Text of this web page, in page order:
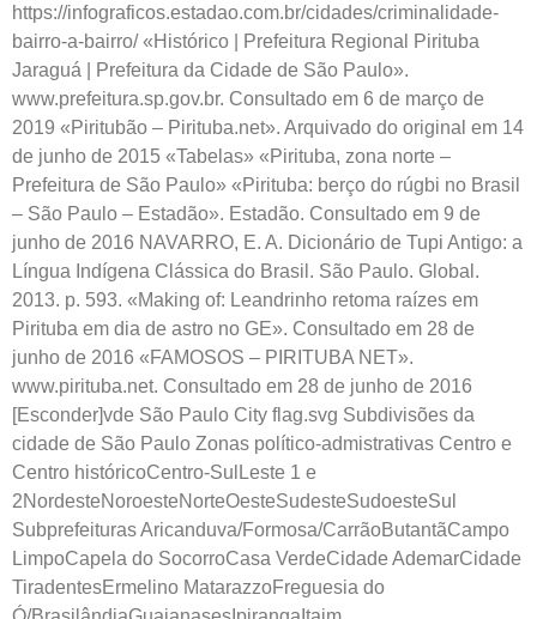
https://infograficos.estadao.com.br/cidades/criminalidade-
bairro-a-bairro/ «Histórico | Prefeitura Regional Pirituba
Jaraguá | Prefeitura da Cidade de São Paulo».
www.prefeitura.sp.gov.br. Consultado em 6 de março de
2019 «Piritubão – Pirituba.net». Arquivado do original em 14
de junho de 2015 «Tabelas» «Pirituba, zona norte –
Prefeitura de São Paulo» «Pirituba: berço do rúgbi no Brasil
– São Paulo – Estadão». Estadão. Consultado em 9 de
junho de 2016 NAVARRO, E. A. Dicionário de Tupi Antigo: a
Língua Indígena Clássica do Brasil. São Paulo. Global.
2013. p. 593. «Making of: Leandrinho retoma raízes em
Pirituba em dia de astro no GE». Consultado em 28 de
junho de 2016 «FAMOSOS – PIRITUBA NET».
www.pirituba.net. Consultado em 28 de junho de 2016
[Esconder]vde São Paulo City flag.svg Subdivisões da
cidade de São Paulo Zonas político-admistrativas Centro e
Centro históricoCentro-SulLeste 1 e
2NordesteNoroesteNorteOesteSudesteSudoesteSul
Subprefeituras Aricanduva/Formosa/CarrãoButantãCampo
LimpoCapela do SocorroCasa VerdeCidade AdemarCidade
TiradentesErmelino MatarazzoFreguesia do